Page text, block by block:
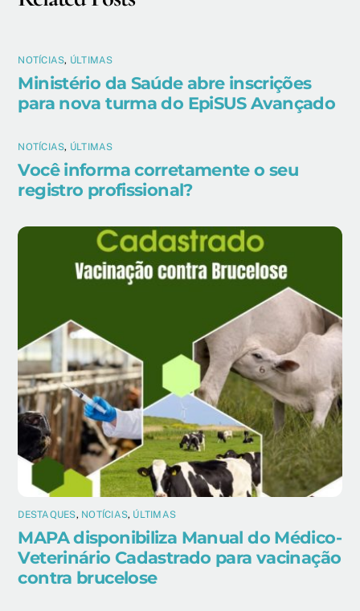
NOTÍCIAS, ÚLTIMAS
Ministério da Saúde abre inscrições
para nova turma do EpiSUS Avançado
NOTÍCIAS, ÚLTIMAS
Você informa corretamente o seu
registro profissional?
DESTAQUES, NOTÍCIAS, ÚLTIMAS
MAPA disponibiliza Manual do Médico-
Veterinário Cadastrado para vacinação
contra brucelose